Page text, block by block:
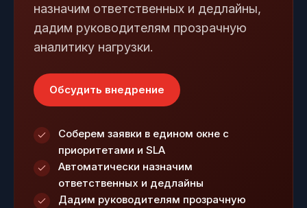
назначим ответственных и дедлайны,
дадим руководителям прозрачную
аналитику нагрузки.
Обсудить внедрение
Соберем заявки в едином окне с
приоритетами и SLA
Автоматически назначим
ответственных и дедлайны
Дадим руководителям прозрачную